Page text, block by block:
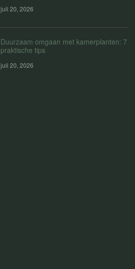
juli 20, 2026
Duurzaam omgaan met kamerplanten: 7
praktische tips
juli 20, 2026